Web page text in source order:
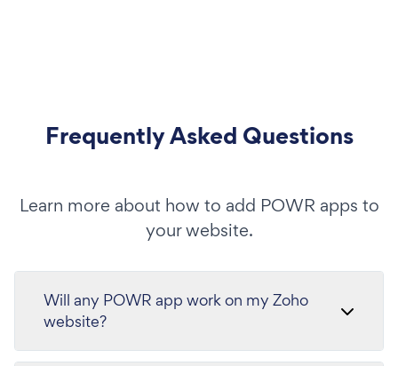
Frequently Asked Questions
Learn more about how to add POWR apps to
your website.
Will any POWR app work on my Zoho
website?